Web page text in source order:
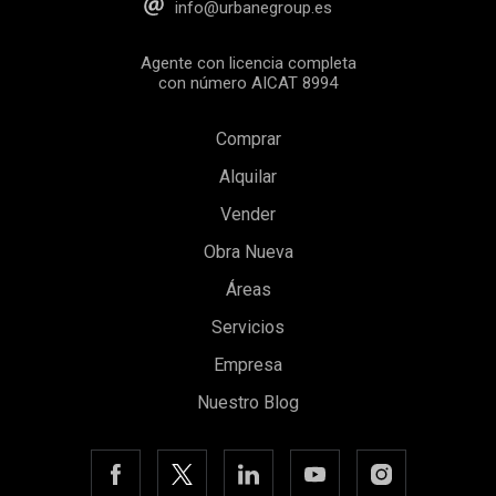
info@urbanegroup.es
Agente con licencia completa
con número AICAT 8994
Comprar
Alquilar
Vender
Obra Nueva
Áreas
Servicios
Empresa
Nuestro Blog
Guardar configuración Aceptar todas